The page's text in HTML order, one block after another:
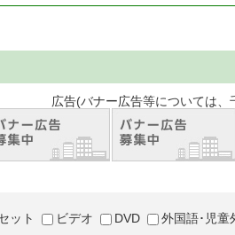
ついては、千葉市が推奨
ット ビデオ DVD 外国語･児童